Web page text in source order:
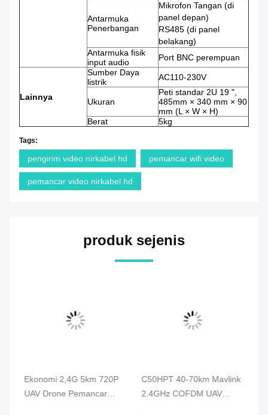
Antarmuka
Penerbangan
Mikrofon Tangan (di
panel depan)
RS485 (di panel
belakang)
Antarmuka fisik
input audio
Port BNC perempuan
Lainnya
Sumber Daya
listrik
AC110-230V
Ukuran
Peti standar 2U 19 ",
485mm × 340 mm × 90
mm (L × W × H)
Berat
5kg
Tags:
pengirim video nirkabel hd pemancar wifi video
pemancar video nirkabel hd
produk sejenis
Ekonomi 2,4G 5km 720P
UAV Drone Pemancar
C50HPT 40-70km Mavlink
2.4GHz COFDM UAV